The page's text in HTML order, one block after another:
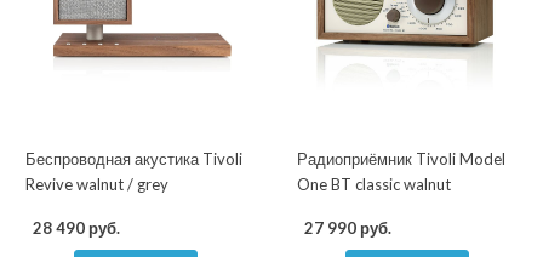
Беспроводная акустика Tivoli
Revive walnut / grey
28 490 руб.
Радиоприёмник Tivoli Model
One BT classic walnut
27 990 руб.